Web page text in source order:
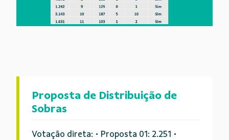
Proposta de Distribuição de
Sobras
Votação direta: • Proposta 01: 2.251 •